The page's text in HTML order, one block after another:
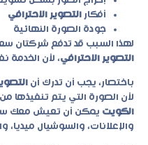
أفكار التصوير الاحترافي
جودة الصورة النهائية
لهذا السبب قد تدفع شركتان
التصوير الاحترافي، لأن الخدمة
باختصار، يجب أن تدرك أن
لأن الصورة التي يتم تنفيذها
الكويت يمكن أن تعيش معك
والإعلانات، والسوشيال ميديا،